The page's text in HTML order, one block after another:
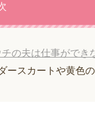
チの夫は仕事ができ
ースカートや黄色